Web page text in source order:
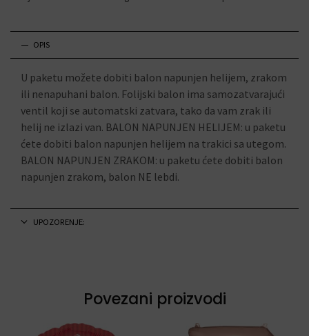
OPIS
U paketu možete dobiti balon napunjen helijem, zrakom
ili nenapuhani balon. Folijski balon ima samozatvarajući
ventil koji se automatski zatvara, tako da vam zrak ili
helij ne izlazi van. BALON NAPUNJEN HELIJEM: u paketu
ćete dobiti balon napunjen helijem na trakici sa utegom.
BALON NAPUNJEN ZRAKOM: u paketu ćete dobiti balon
napunjen zrakom, balon NE lebdi.
UPOZORENJE:
Povezani proizvodi